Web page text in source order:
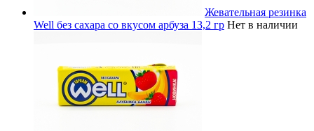
Жевательная резинка
Well без сахара со вкусом арбуза 13,2 гр Нет в наличии